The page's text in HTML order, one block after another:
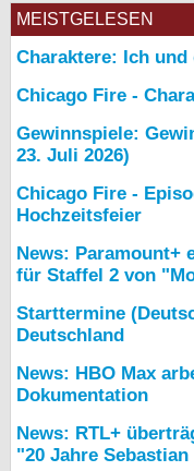
MEISTGELESEN
Charaktere: Ich
Chicago Fire -
Gewinnspiele:
23. Juli 2026)
Chicago Fire -
Hochzeitsfeier
News: Paramount+
für Staffel 2 von
Starttermine
Deutschland
News: HBO Max
Dokumentation
News: RTL+
"20 Jahre